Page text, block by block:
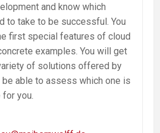
and know which
to take to be successful. You
first special features of cloud
examples. You will get
of solutions offered by
able to assess which one is
you.